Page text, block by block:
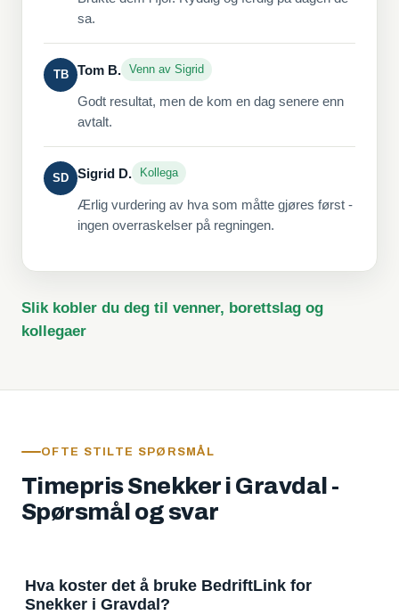
sa.
TB Tom B. Venn av Sigrid
Godt resultat, men de kom en dag senere enn
avtalt.
SD Sigrid D. Kollega
Ærlig vurdering av hva som måtte gjøres først -
ingen overraskelser på regningen.
Slik kobler du deg til venner, borettslag og
kollegaer
OFTE STILTE SPØRSMÅL
Timepris Snekker i Gravdal -
Spørsmål og svar
Hva koster det å bruke BedriftLink for
Snekker i Gravdal?